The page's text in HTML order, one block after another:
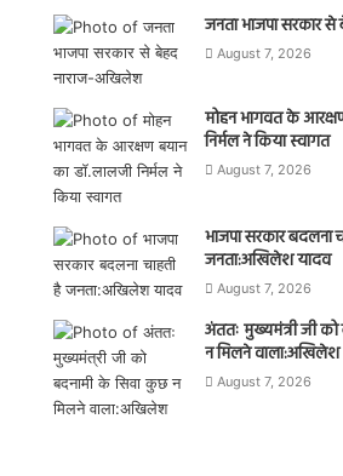
जनता भाजपा सरकार
August 7, 2026
मोहन भागवत के
निर्मल ने किया स्वागत
August 7, 2026
भाजपा सरकार बदलना
जनता:अखिलेश यादव
August 7, 2026
अंततः मुख्यमंत्री जी
न मिलने वाला:अखिलेश
August 7, 2026